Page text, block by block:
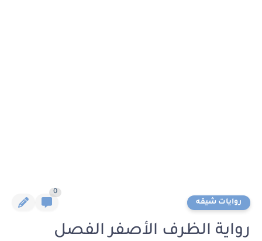
روايات شيقه
0
رواية الظرف الأصفر الفصل